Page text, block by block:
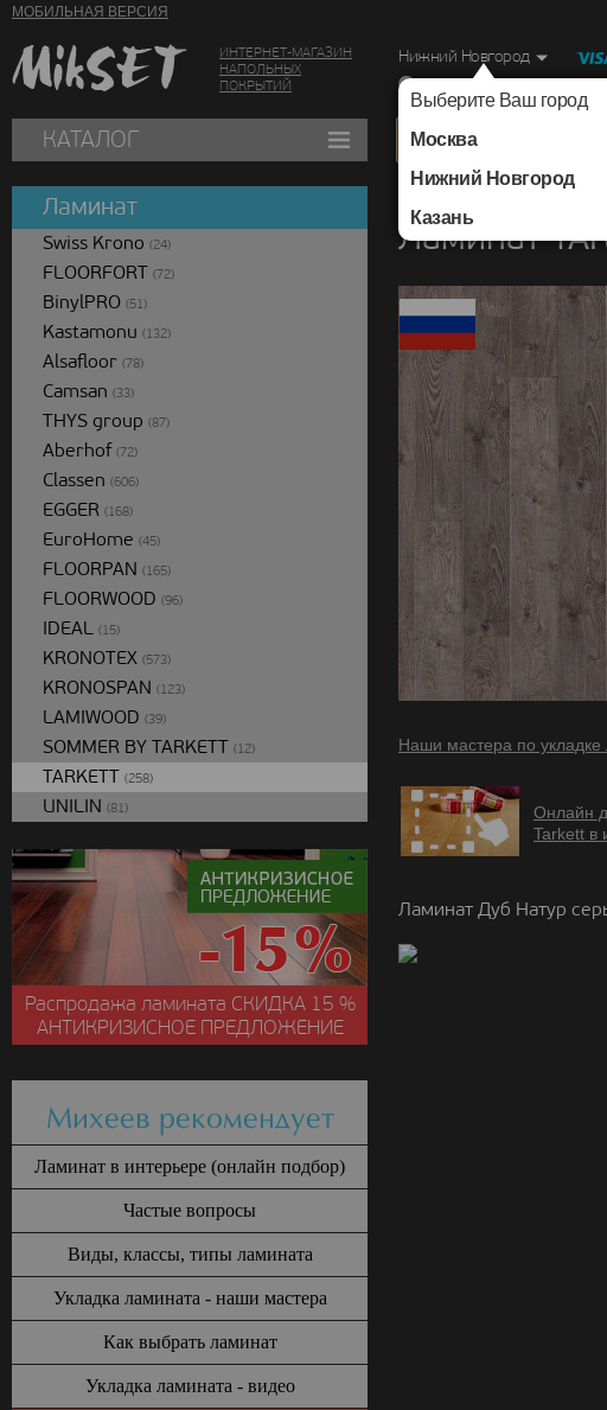
МОБИЛЬНАЯ ВЕРСИЯ
ИНТЕРНЕТ-МАГАЗИН
НАПОЛЬНЫХ
ПОКРЫТИЙ
Нижний Новгород
Выберите Ваш город
Москва
Нижний Новгород
Казань
г. Нижний Новгород, Ул.
КАТАЛОГ
Ламинат
Наши мастера по укладке
Онлайн
Tarkett в
Ламинат Дуб Натур
Ламинат
Swiss Krono (24)
FLOORFORT (72)
BinylPRO (51)
Kastamonu (132)
Alsafloor (78)
Camsan (33)
THYS group (87)
Aberhof (72)
Classen (606)
EGGER (168)
EuroHome (45)
FLOORPAN (165)
FLOORWOOD (96)
IDEAL (15)
KRONOTEX (573)
KRONOSPAN (123)
LAMIWOOD (39)
SOMMER BY TARKETT (12)
TARKETT (258)
UNILIN (81)
Распродажа ламината СКИДКА15 %
АНТИКРИЗИСНОЕ ПРЕДЛОЖЕНИЕ
Михеев рекомендует
Ламинат в интерьере (онлайн подбор)
Частые вопросы
Виды, классы, типы ламината
Укладка ламината - наши мастера
Как выбрать ламинат
Укладка ламината - видео